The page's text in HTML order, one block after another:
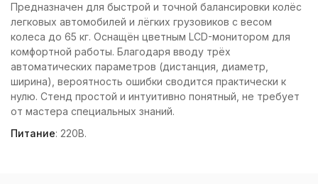
Предназначен для быстрой и точной балансировки колёс
легковых автомобилей и лёгких грузовиков с весом
колеса до 65 кг. Оснащён цветным LCD-монитором для
комфортной работы. Благодаря вводу трёх
автоматических параметров (дистанция, диаметр,
ширина), вероятность ошибки сводится практически к
нулю. Стенд простой и интуитивно понятный, не требует
от мастера специальных знаний.
Питание: 220В.